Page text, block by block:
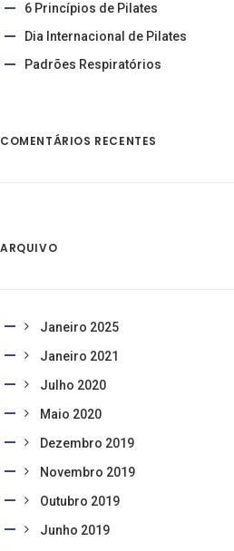
6 Princípios de Pilates
Dia Internacional de Pilates
Padrões Respiratórios
COMENTÁRIOS RECENTES
ARQUIVO
Janeiro 2025
Janeiro 2021
Julho 2020
Maio 2020
Dezembro 2019
Novembro 2019
Outubro 2019
Junho 2019